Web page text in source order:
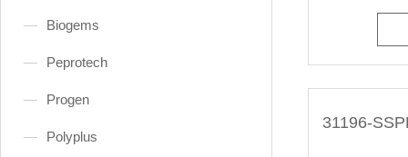
Biogems
Peprotech
Progen
Polyplus